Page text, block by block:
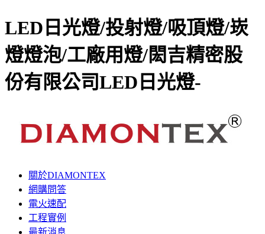
LED日光燈/投射燈/吸頂燈/崁
燈燈泡/工廠用燈/閎吉精密股
份有限公司LED日光燈-
關於DIAMONTEX
網購問答
電火速配
工程實例
最新消息